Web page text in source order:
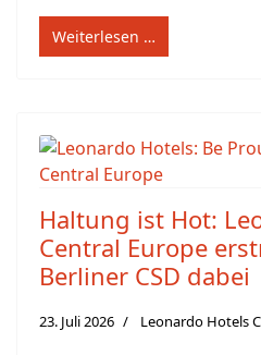
Weiterlesen …
Haltung ist Hot:
Central Europe
Berliner CSD dabei
23. Juli 2026 Leonardo Hotels